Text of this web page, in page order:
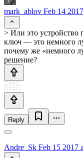
mark_ablov Feb 14
> Или это устройство
ключ — это немного
почему же «немного
решение?
Reply
Andre_Sk Feb 15 2017